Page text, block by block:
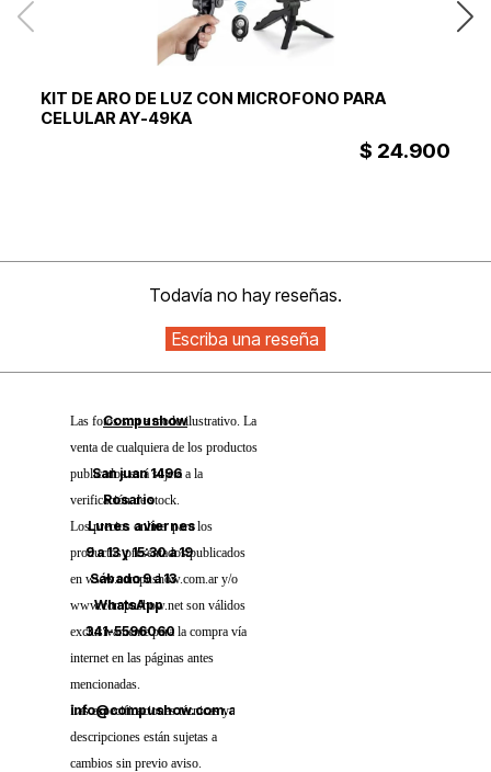
KIT DE ARO DE LUZ CON MICROFONO PARA
CELULAR AY-49KA
$ 24.900
Todavía no hay reseñas.
Las fotos son a modo ilustrativo. La
venta de cualquiera de los productos
publicados está sujeta a la
verificación de stock.
Los precios online para los
productos presentados/publicados
en www.compushow.com.ar y/o
www.compushow.net son válidos
exclusivamente para la compra vía
internet en las páginas antes
mencionadas.
Las especificaciones técnicas y
descripciones están sujetas a
cambios sin previo aviso.
Compushow
San juan 1496
Rosario
Lunes a viernes
9 a 13 y 15:30 a 19
Sábado 9 a 13
WhatsApp
341-5596060
info@compushow.com.ar